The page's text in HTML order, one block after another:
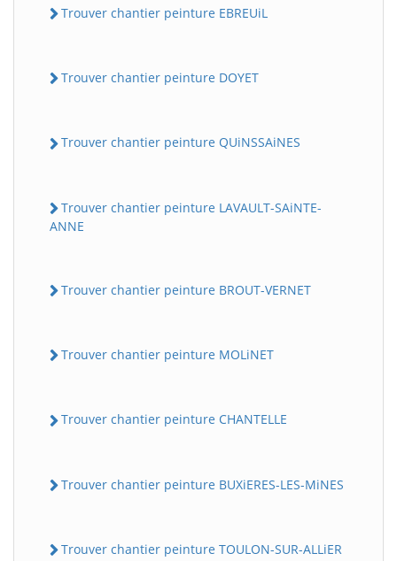
Trouver chantier peinture EBREUiL
Trouver chantier peinture DOYET
Trouver chantier peinture QUiNSSAiNES
Trouver chantier peinture LAVAULT-SAiNTE-
ANNE
Trouver chantier peinture BROUT-VERNET
Trouver chantier peinture MOLiNET
Trouver chantier peinture CHANTELLE
Trouver chantier peinture BUXiERES-LES-MiNES
Trouver chantier peinture TOULON-SUR-ALLiER